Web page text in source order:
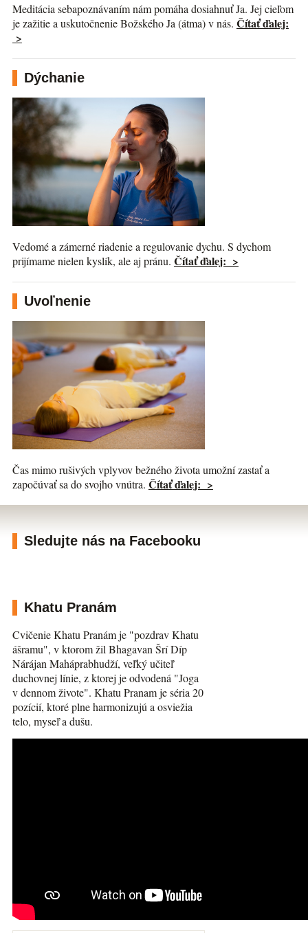
Meditácia sebapoznávaním nám pomáha dosiahnuť Ja. Jej cieľom
je zažitie a uskutočnenie Božského Ja (átma) v nás. Čítať ďalej:
>
Dýchanie
Vedomé a zámerné riadenie a regulovanie dychu. S dychom
prijímame nielen kyslík, ale aj pránu. Čítať ďalej: >
Uvoľnenie
Čas mimo rušivých vplyvov bežného života umožní zastať a
započúvať sa do svojho vnútra. Čítať ďalej: >
Sledujte nás na Facebooku
Khatu Pranám
Cvičenie Khatu Pranám je "pozdrav Khatu
ášramu", v ktorom žil Bhagavan Šrí Díp
Nárájan Maháprabhudží, veľký učiteľ
duchovnej línie, z ktorej je odvodená "Joga
v dennom živote". Khatu Pranam je séria 20
pozícií, ktoré plne harmonizujú a osviežia
telo, myseľ a dušu.